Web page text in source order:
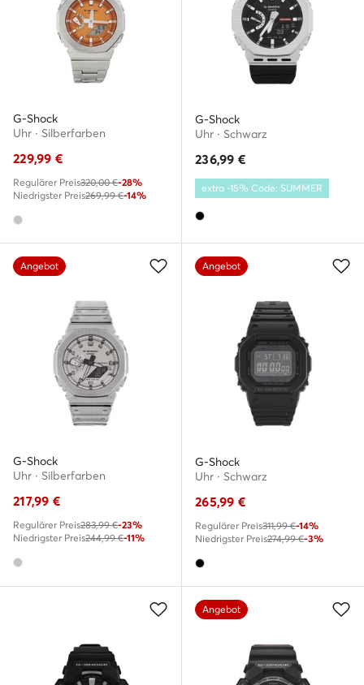
G-Shock
Uhr · Silberfarben
229,99 €
Regulärer Preis320,00 €-28%
Niedrigster Preis269,99 €-14%
G-Shock
Uhr · Schwarz
236,99 €
extra -15% Code: SUMMER
Angebot
G-Shock
Uhr · Silberfarben
217,99 €
Regulärer Preis283,99 €-23%
Niedrigster Preis244,99 €-11%
Angebot
G-Shock
Uhr · Schwarz
265,99 €
Regulärer Preis311,99 €-14%
Niedrigster Preis274,99 €-3%
Angebot